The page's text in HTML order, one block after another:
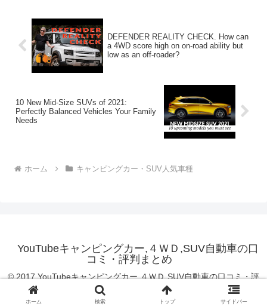
DEFENDER REALITY CHECK. How can
a 4WD score high on on-road ability but
low as an off-roader?
10 New Mid-Size SUVs of 2021:
Perfectly Balanced Vehicles Your Family
Needs
ホーム キャンピングカー・SUV人気車種
YouTubeキャンピングカー,４ＷＤ,SUV自動車の口
コミ・評判まとめ
© 2017 YouTubeキャンピングカー,４ＷＤ,SUV自動車の口コミ・評
ホーム 検索 トップ サイドバー